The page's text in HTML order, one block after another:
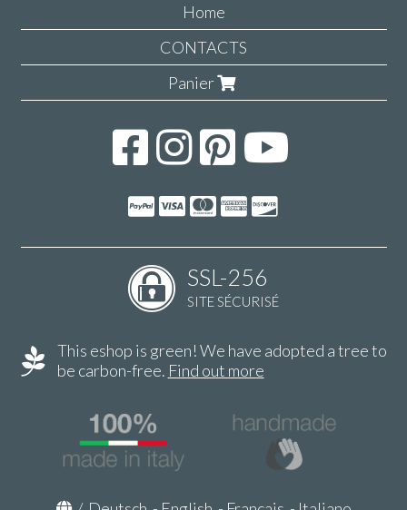
Home
CONTACTS
Panier
SSL-256
SITE SÉCURISÉ
This eshop is green! We have adopted a tree to
be carbon-free. Find out more